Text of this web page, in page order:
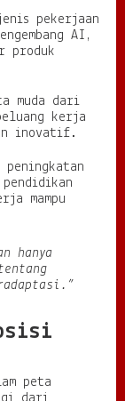
pekerjaan
AI,
produk
muda dari
kerja
inovatif.
mampu
hanya
peta